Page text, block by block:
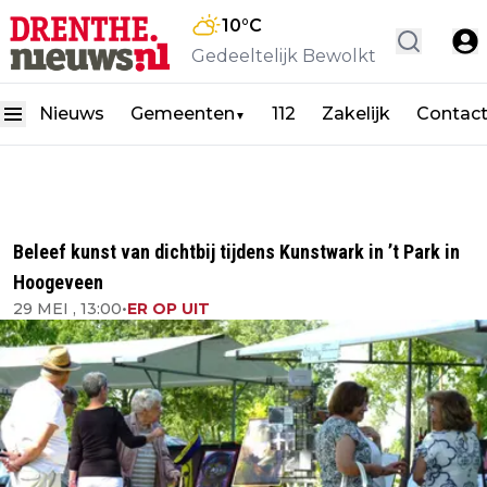
10°C
Gedeeltelijk Bewolkt
Nieuws Gemeenten ▼ 112 Zakelijk Contact
Beleef kunst van dichtbij tijdens Kunstwark in ’t Park in
Hoogeveen
29 MEI , 13:00•ER OP UIT